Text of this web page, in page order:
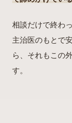
相談だけで終わ
主治医のもとで
ら、それもこの
す。